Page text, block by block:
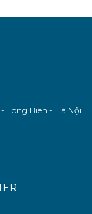
Long Biên - Hà Nội